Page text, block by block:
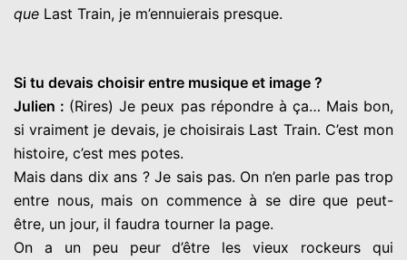
que Last Train, je m’ennuierais presque.
Si tu devais choisir entre musique et image ?
Julien : (Rires) Je peux pas répondre à ça… Mais bon,
si vraiment je devais, je choisirais Last Train. C’est mon
histoire, c’est mes potes.
Mais dans dix ans ? Je sais pas. On n’en parle pas trop
entre nous, mais on commence à se dire que peut-
être, un jour, il faudra tourner la page.
On a un peu peur d’être les vieux rockeurs qui